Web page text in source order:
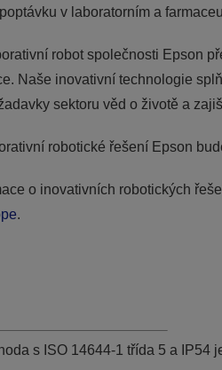
v laboratorním a
robot společnosti Epson
Naše inovativní technologie
sektoru věd o životě a
robotické řešení Epson
o inovativních robotických
.
s ISO 14644-1 třída 5 a IP54